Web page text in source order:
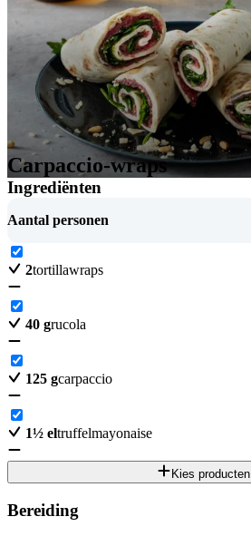
Carpaccio-wraps
Ingrediënten
Aantal personen
2tortillawraps
40 grucola
125 gcarpaccio
1½ eltruffelmayonaise
Kies producten
Bereiding